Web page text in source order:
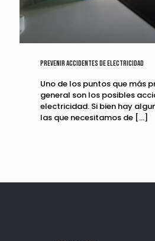
Prevenir accidentes de electricidad
Uno de los puntos que más
general son los posibles
electricidad. Si bien hay
las que necesitamos de […]